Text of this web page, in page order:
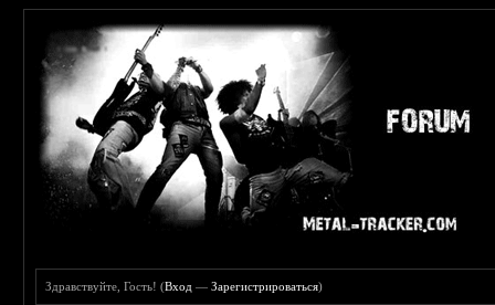
Здравствуйте, Гость! (Вход —Зарегистрироваться)